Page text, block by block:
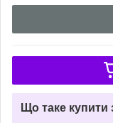
Що таке купити